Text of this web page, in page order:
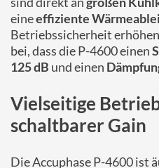
eineeffiziente
Betriebssicherheit
bei, dass die P-4600 einen
125 dB und einen
Vielseitige
schaltbarer Gain
Die Accuphase P-4600 ist